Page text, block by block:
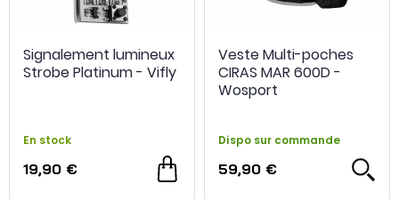
Signalement lumineux
Strobe Platinum - Vifly
En stock
19,90 €
Veste Multi-poches
CIRAS MAR 600D -
Wosport
Dispo sur commande
59,90 €